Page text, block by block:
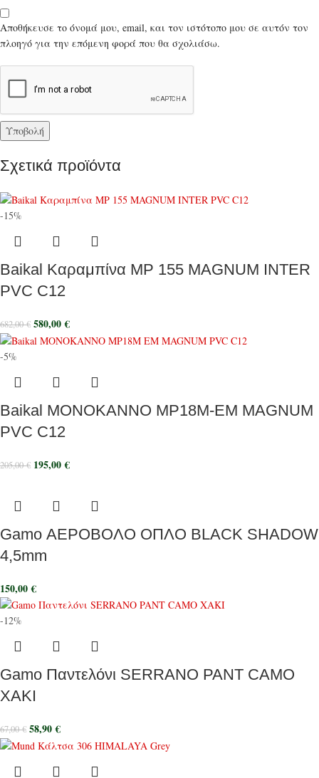
Αποθήκευσε το όνομά μου, email, και τον ιστότοπο μου σε αυτόν τον
πλοηγό για την επόμενη φορά που θα σχολιάσω.
Σχετικά προϊόντα
-15%
Baikal Καραμπίνα MP 155 MAGNUM INTER
PVC C12
682,00€ 580,00€
-5%
Baikal ΜΟΝΟΚΑΝΝΟ MP18M-EM MAGNUM
PVC C12
205,00€ 195,00€
Gamo ΑΕΡΟΒΟΛΟ ΟΠΛΟ BLACK SHADOW
4,5mm
150,00€
-12%
Gamo Παντελόνι SERRANO PANT CAMO
ΧΑΚΙ
67,00€ 58,90€